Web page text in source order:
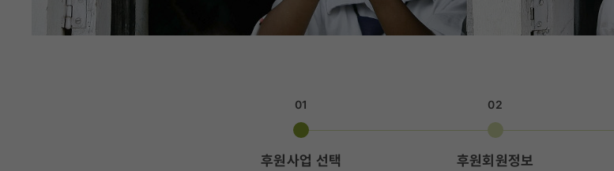
01
후원사업 선택
02
후원회원정보